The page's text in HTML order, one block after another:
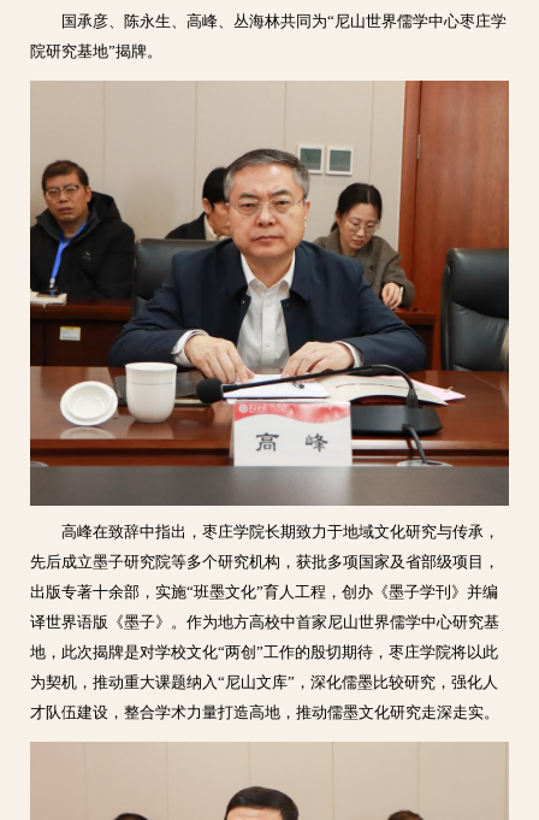
国承彦、陈永生、高峰、丛海林共同为“尼山世界儒学中心枣庄学
院研究基地”揭牌。
高峰在致辞中指出，枣庄学院长期致力于地域文化研究与传承，
先后成立墨子研究院等多个研究机构，获批多项国家及省部级项目，
出版专著十余部，实施“班墨文化”育人工程，创办《墨子学刊》并编
译世界语版《墨子》。作为地方高校中首家尼山世界儒学中心研究基
地，此次揭牌是对学校文化“两创”工作的殷切期待，枣庄学院将以此
为契机，推动重大课题纳入“尼山文库”，深化儒墨比较研究，强化人
才队伍建设，整合学术力量打造高地，推动儒墨文化研究走深走实。